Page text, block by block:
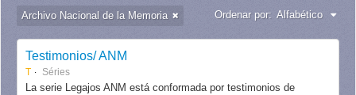
Archivo Nacional de la Memoria Ordenar por: Alfabético
Testimonios/ ANM
T Séries
La serie Legajos ANM está conformada por testimonios de